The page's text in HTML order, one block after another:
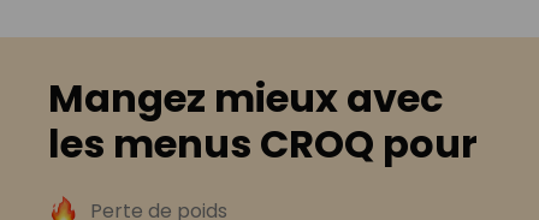
Mangez mieux avec
les menus CROQ pour
Perte de poids